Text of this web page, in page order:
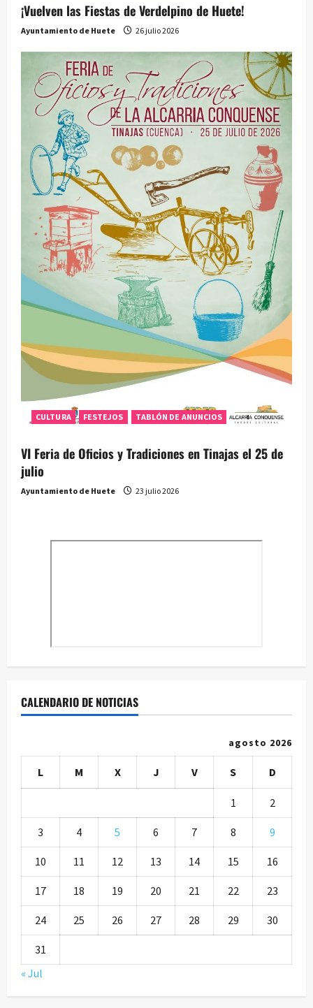
¡Vuelven las Fiestas de Verdelpino de Huete!
Ayuntamiento de Huete 26 julio 2026
CULTURA FESTEJOS TABLÓN DE ANUNCIOS
VI Feria de Oficios y Tradiciones en Tinajas el 25 de
julio
Ayuntamiento de Huete 23 julio 2026
CALENDARIO DE NOTICIAS
agosto 2026
L M X J V S D
1 2
3 4 5 6 7 8 9
10 11 12 13 14 15 16
17 18 19 20 21 22 23
24 25 26 27 28 29 30
31
« Jul